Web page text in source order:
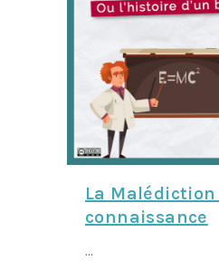
La Malédiction
connaissance
...